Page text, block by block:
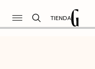
TIENDA